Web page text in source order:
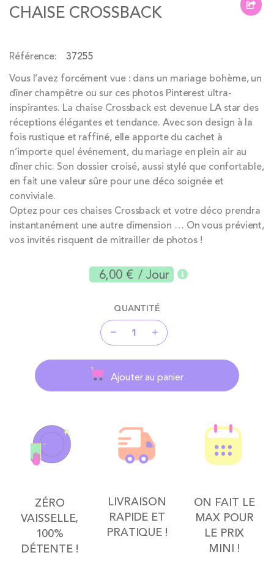
beginning
images
gallery
CHAISE CROSSBACK
Référence
37255
Vous l’avez forcément vue : dans un mariage bohème, un
dîner champêtre ou sur ces photos Pinterest ultra-
inspirantes. La chaise Crossback est devenue LA star des
réceptions élégantes et tendance. Avec son design à la
fois rustique et raffiné, elle apporte du cachet à
n’importe quel événement, du mariage en plein air au
dîner chic. Son dossier croisé, aussi stylé que confortable,
en fait une valeur sûre pour une déco soignée et
conviviale.
Optez pour ces chaises Crossback et votre déco prendra
instantanément une autre dimension … On vous prévient,
vos invités risquent de mitrailler de photos !
6,00 € / Jour
QUANTITÉ
Ajouter au panier
ZÉRO
VAISSELLE,
100%
DÉTENTE !
LIVRAISON
RAPIDE ET
PRATIQUE !
ON FAIT LE
MAX POUR
LE PRIX
MINI !